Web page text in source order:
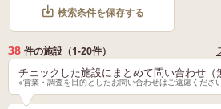
検索条件を保存する
38 件の施設（1-20件）
チェックした施設にまとめて問い合わせ（
※営業・調査を目的としたお問い合わせはご遠慮くださ